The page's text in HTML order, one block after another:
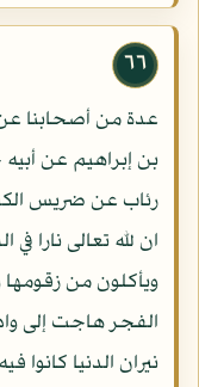
٦٦
عدة من أصحابنا
بن إبراهيم عن
رئاب عن ضريس
ان لله تعالى نارا
ويأكلون من
الفجر هاجت إلى
نيران الدنيا كانوا